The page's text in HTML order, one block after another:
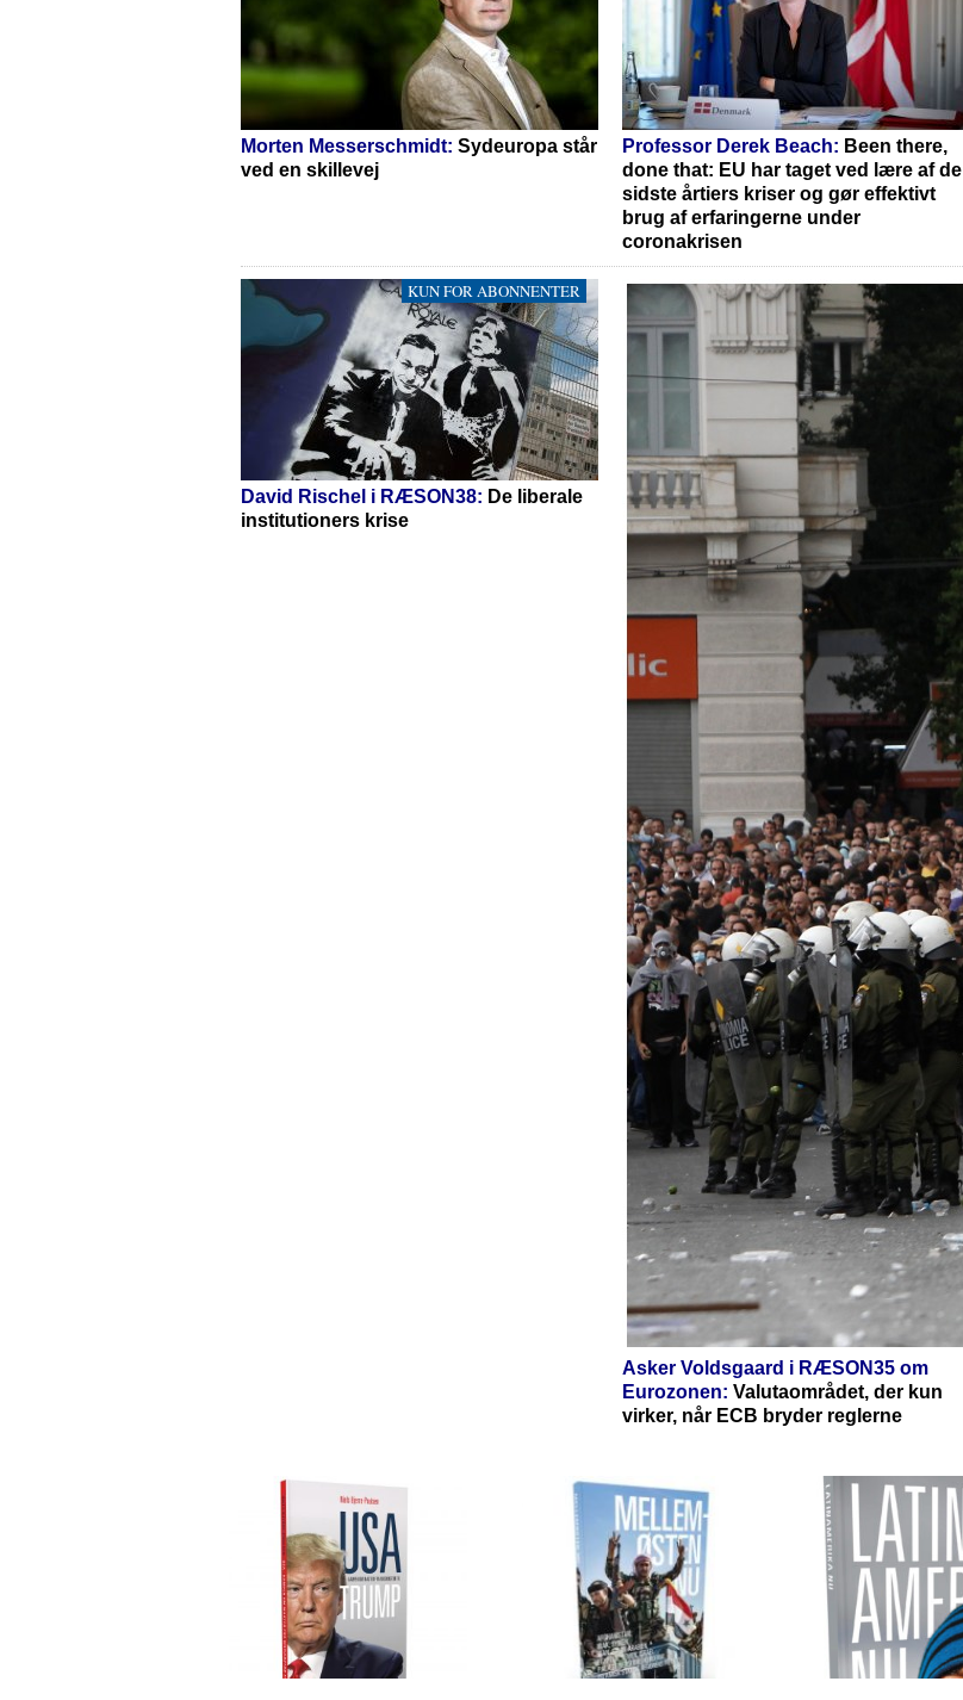
Morten Messerschmidt: Sydeuropa står
ved en skillevej
Professor Derek Beach: Been there,
done that: EU har taget ved lære af de
sidste årtiers kriser og gør effektivt
brug af erfaringerne under
coronakrisen
KUN FOR ABONNENTER
David Rischel i RÆSON38: De liberale
institutioners krise
Asker Voldsgaard i RÆSON35 om
Eurozonen: Valutaområdet, der kun
virker, når ECB bryder reglerne